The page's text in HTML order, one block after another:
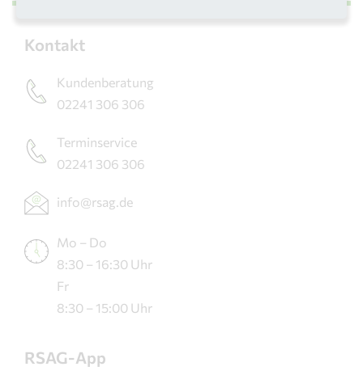
Kontakt
Kundenberatung
02241 306 306
Terminservice
02241 306 306
info@rsag.de
Mo – Do
8:30 – 16:30 Uhr
Fr
8:30 – 15:00 Uhr
RSAG-App